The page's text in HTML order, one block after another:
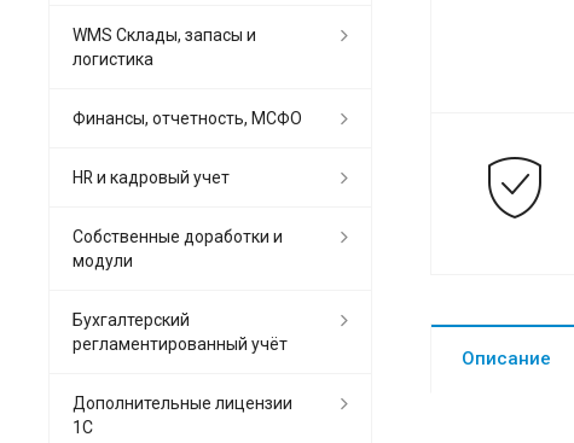
Описание
WMS Склады, запасы и
логистика
Финансы, отчетность, МСФО
HR и кадровый учет
Собственные доработки и
модули
Бухгалтерский
регламентированный учёт
Дополнительные лицензии
1С